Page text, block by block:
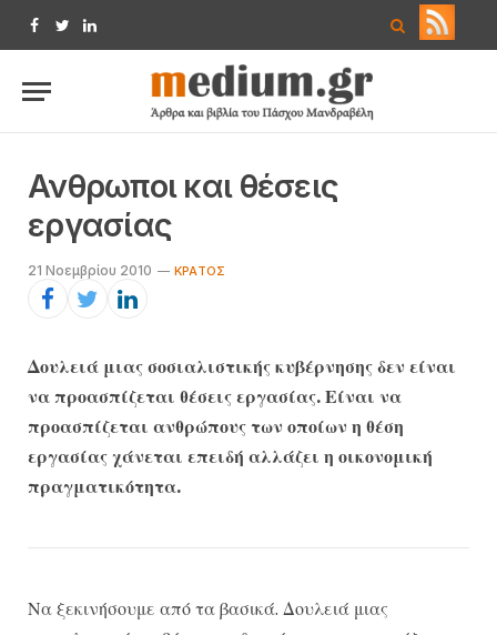
Facebook
TwitterLinkedIn
Ανθρωποι και θέσεις
εργασίας
21 Νοεμβρίου 2010 ΚΡΆΤΟΣ
Δουλειά μιας σοσιαλιστικής κυβέρνησης δεν είναι
να προασπίζεται θέσεις εργασίας. Είναι να
προασπίζεται ανθρώπους των οποίων η θέση
εργασίας χάνεται επειδή αλλάζει η οικονομική
πραγματικότητα.
Να ξεκινήσουμε από τα βασικά. Δουλειά μιας